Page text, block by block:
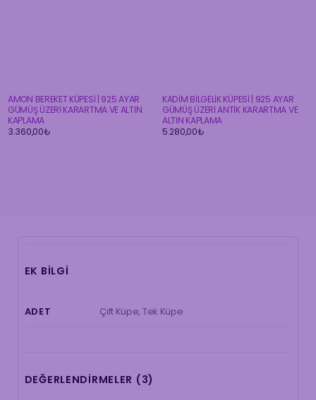
AMON BEREKET KÜPESİ | 925 AYAR
GÜMÜŞ ÜZERİ KARARTMA VE ALTIN
KAPLAMA
3.360,00₺
KADİM BİLGELİK KÜPESİ | 925 AYAR
GÜMÜŞ ÜZERİ ANTİK KARARTMA VE
ALTIN KAPLAMA
5.280,00₺
EK BILGI
ADET Çift Küpe, Tek Küpe
DEĞERLENDIRMELER (3)